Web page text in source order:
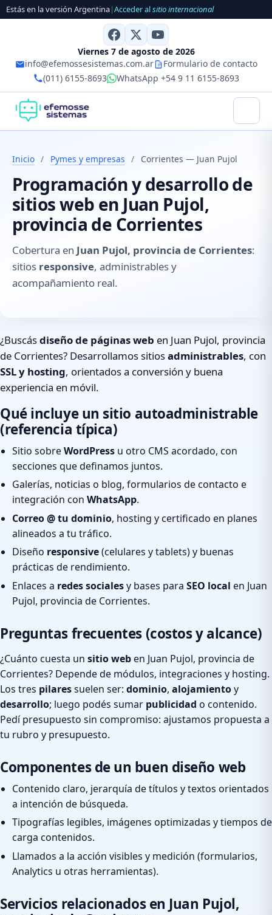
Estás en la versión Argentina|Acceder alsitio internacional
Viernes 7 de agosto de 2026
info@efemossesistemas.com.ar
Formulario de contacto
(011) 6155-8693
WhatsApp +54 9 11 6155-8693
Inicio / Pymes y empresas / Corrientes — Juan Pujol
Programación y desarrollo de
sitios web en Juan Pujol,
provincia de Corrientes
Cobertura en Juan Pujol, provincia de Corrientes:
sitios responsive, administrables y
acompañamiento real.
¿Buscásdiseño de páginas web en Juan Pujol, provincia
de Corrientes? Desarrollamos sitiosadministrables, con
SSL y hosting, orientados a conversión y buena
experiencia en móvil.
Qué incluye un sitio autoadministrable
(referencia típica)
Sitio sobreWordPress u otro CMS acordado, con
secciones que definamos juntos.
Galerías, noticias o blog, formularios de contacto e
integración con WhatsApp.
Correo @ tu dominio, hosting y certificado en planes
alineados a tu tráfico.
Diseño responsive(celulares y tablets) y buenas
prácticas de rendimiento.
Enlaces a redes socialesy bases para SEO local en Juan
Pujol, provincia de Corrientes.
Preguntas frecuentes (costos y alcance)
¿Cuánto cuesta un sitio weben Juan Pujol, provincia de
Corrientes? Depende de módulos, integraciones y hosting.
Los tres pilaressuelen ser: dominio, alojamientoy
desarrollo; luego podés sumar publicidad o contenido.
Pedí presupuesto sin compromiso: ajustamos propuesta a
tu rubro y presupuesto.
Componentes de un buen diseño web
Contenido claro, jerarquía de títulos y textos orientados
a intención de búsqueda.
Tipografías legibles, imágenes optimizadas y tiempos de
carga contenidos.
Llamados a la acción visibles y medición (formularios,
Analytics u otras herramientas).
Servicios relacionados en Juan Pujol,